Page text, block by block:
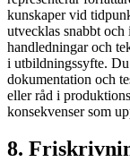
kunskaper vid
utvecklas snabbt
handledningar och
i utbildningssyfte.
dokumentation och
eller råd i
konsekvenser som
8.